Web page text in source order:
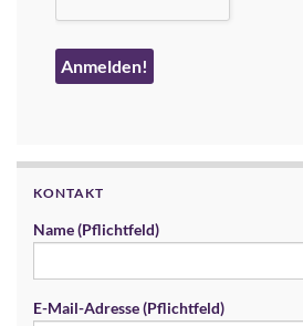
KONTAKT
Name (Pflichtfeld)
E-Mail-Adresse (Pflichtfeld)